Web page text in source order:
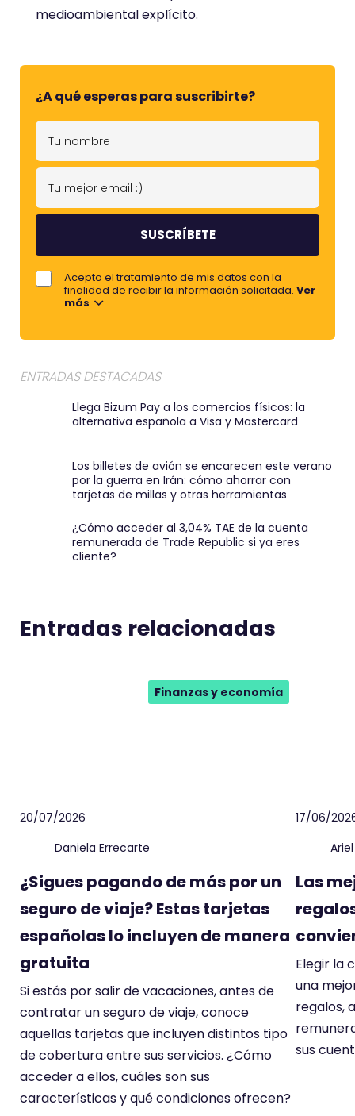
medioambiental explícito.
¿A qué esperas para suscribirte?
T
n
m
r
e
T
m
o
a
Acepto el tratamiento de mis datos con la
finalidad de recibir la información solicitada. Ver
más
ENTRADAS DESTACADAS
Llega Bizum Pay a los comercios físicos: la
alternativa española a Visa y Mastercard
Los billetes de avión se encarecen este verano
por la guerra en Irán: cómo ahorrar con
tarjetas de millas y otras herramientas
¿Cómo acceder al 3,04% TAE de la cuenta
remunerada de Trade Republic si ya eres
cliente?
Entradas relacionadas
Finanzas y economía
20/07/2026
Daniela Errecarte
¿Sigues pagando de más por un
seguro de viaje? Estas tarjetas
españolas lo incluyen de manera
gratuita
Si estás por salir de vacaciones, antes de
contratar un seguro de viaje, conoce
aquellas tarjetas que incluyen distintos tipo
de cobertura entre sus servicios. ¿Cómo
acceder a ellos, cuáles son sus
características y qué condiciones ofrecen?
17/06/
Las
Elegir la
una
regalos,
sus